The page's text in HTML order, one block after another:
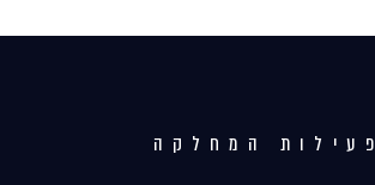
פעילות המחלקה